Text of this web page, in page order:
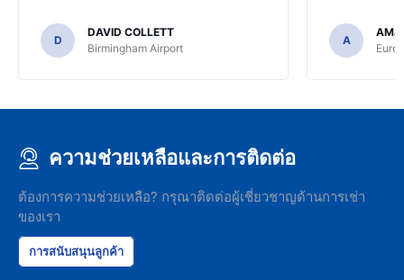
D
DAVID COLLETT
Birmingham Airport
A
ความช่วยเหลือและการติดต่อ
ต้องการความช่วยเหลือ? กรุณาติดต่อผู้เชี่ยวชาญด้านการเช่า
ของเรา
การสนับสนุนลูกค้า